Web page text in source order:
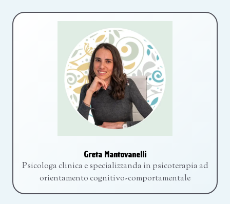
Greta Mantovanelli
Psicologa clinica e specializzanda in psicoterapia ad
orientamento cognitivo-comportamentale